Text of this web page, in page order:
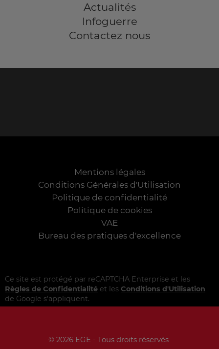
Actualités
Infoguerre
Contactez nous
Mentions légales
Conditions Générales d'Utilisation
Politique de confidentialité
Politique de cookies
VAE
Bureau des pratiques d'excellence
Ce site est protégé par reCAPTCHA Enterprise et les
Règles de Confidentialité et les Conditions d'Utilisation
de Google s'appliquent.
© 2026 EGE - Tous droits réservés